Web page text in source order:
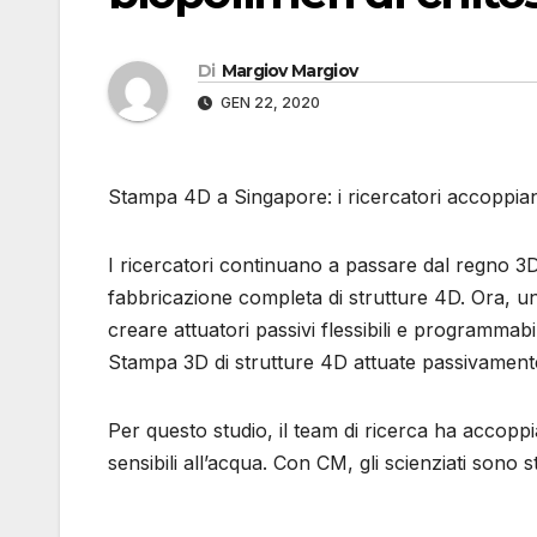
Di Margiov Margiov
GEN 22, 2020
Stampa 4D a Singapore: i ricercatori
I ricercatori continuano a passare dal regno
fabbricazione completa di strutture 4D. Ora,
creare attuatori passivi flessibili e
Stampa 3D di strutture 4D attuate
Per questo studio, il team di ricerca ha
sensibili all’acqua. Con CM, gli scienziati